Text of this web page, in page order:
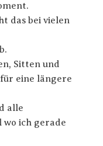
das bei vielen
Sitten und
eine längere
alle
ich gerade